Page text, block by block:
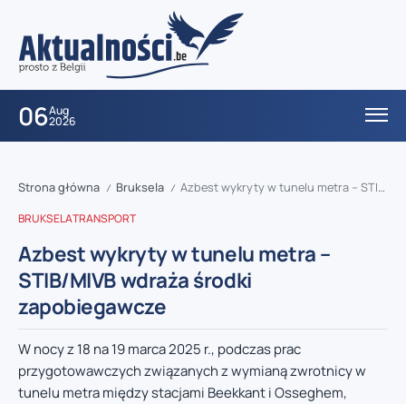
06Aug
2026
Strona główna / Bruksela / Azbest wykryty w tunelu metra – STIB/MIVB wdraża środki zapobiegawcze
BRUKSELATRANSPORT
Azbest wykryty w tunelu metra –
STIB/MIVB wdraża środki
zapobiegawcze
W nocy z 18 na 19 marca 2025 r., podczas prac
przygotowawczych związanych z wymianą zwrotnicy w
tunelu metra między stacjami Beekkant i Osseghem,